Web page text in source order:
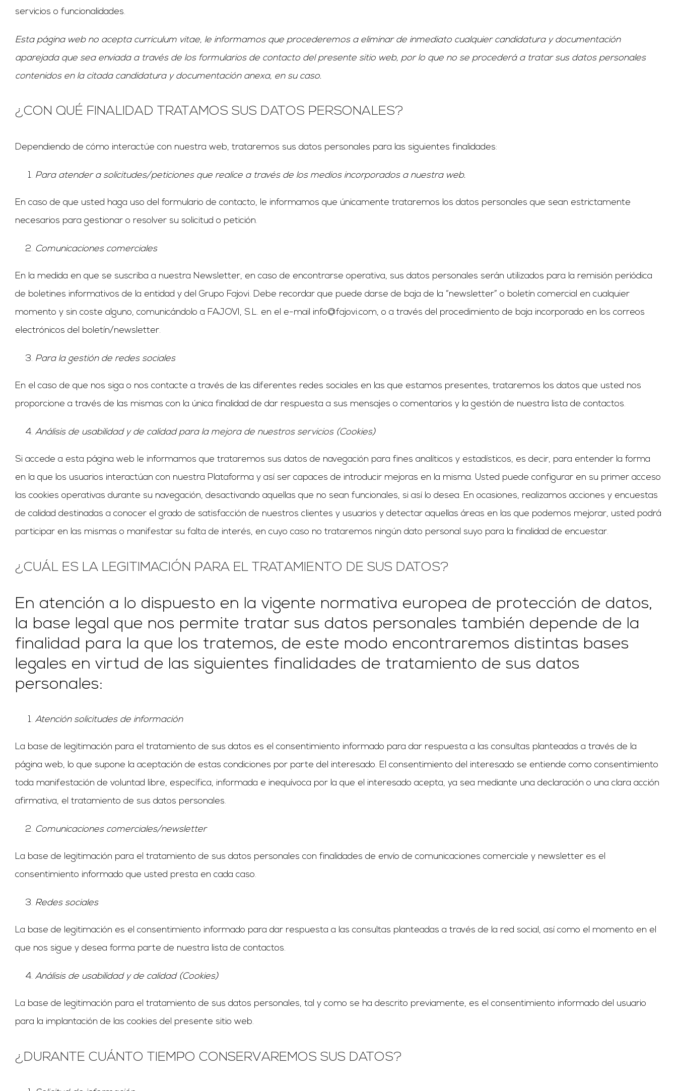
servicios o funcionalidades.
Esta página web no acepta curriculum vitae, le informamos que procederemos a eliminar de inmediato cualquier candidatura y documentación
aparejada que sea enviada a través de los formularios de contacto del presente sitio web, por lo que no se procederá a tratar sus datos personales
contenidos en la citada candidatura y documentación anexa, en su caso.
¿CON QUÉ FINALIDAD TRATAMOS SUS DATOS PERSONALES?
Dependiendo de cómo interactúe con nuestra web, trataremos sus datos personales para las siguientes finalidades:
Para atender a solicitudes/peticiones que realice a través de los medios incorporados a nuestra web.
En caso de que usted haga uso del formulario de contacto, le informamos que únicamente trataremos los datos personales que sean estrictamente
necesarios para gestionar o resolver su solicitud o petición.
Comunicaciones comerciales
En la medida en que se suscriba a nuestra Newsletter, en caso de encontrarse operativa, sus datos personales serán utilizados para la remisión periódica
de boletines informativos de la entidad y del Grupo Fajovi. Debe recordar que puede darse de baja de la “newsletter” o boletín comercial en cualquier
momento y sin coste alguno, comunicándolo a FAJOVI, S.L. en el e-mail info@fajovi.com, o a través del procedimiento de baja incorporado en los correos
electrónicos del boletín/newsletter.
Para la gestión de redes sociales
En el caso de que nos siga o nos contacte a través de las diferentes redes sociales en las que estamos presentes, trataremos los datos que usted nos
proporcione a través de las mismas con la única finalidad de dar respuesta a sus mensajes o comentarios y la gestión de nuestra lista de contactos.
Análisis de usabilidad y de calidad para la mejora de nuestros servicios (Cookies)
Si accede a esta página web le informamos que trataremos sus datos de navegación para fines analíticos y estadísticos, es decir, para entender la forma
en la que los usuarios interactúan con nuestra Plataforma y así ser capaces de introducir mejoras en la misma. Usted puede configurar en su primer acceso
las cookies operativas durante su navegación, desactivando aquellas que no sean funcionales, si así lo desea. En ocasiones, realizamos acciones y encuestas
de calidad destinadas a conocer el grado de satisfacción de nuestros clientes y usuarios y detectar aquellas áreas en las que podemos mejorar, usted podrá
participar en las mismas o manifestar su falta de interés, en cuyo caso no trataremos ningún dato personal suyo para la finalidad de encuestar.
¿CUÁL ES LA LEGITIMACIÓN PARA EL TRATAMIENTO DE SUS DATOS?
En atención a lo dispuesto en la vigente normativa europea de protección de datos,
la base legal que nos permite tratar sus datos personales también depende de la
finalidad para la que los tratemos, de este modo encontraremos distintas bases
legales en virtud de las siguientes finalidades de tratamiento de sus datos
personales:
Atención solicitudes de información
La base de legitimación para el tratamiento de sus datos es el consentimiento informado para dar respuesta a las consultas planteadas a través de la
página web, lo que supone la aceptación de estas condiciones por parte del interesado. El consentimiento del interesado se entiende como consentimiento
toda manifestación de voluntad libre, específica, informada e inequívoca por la que el interesado acepta, ya sea mediante una declaración o una clara acción
afirmativa, el tratamiento de sus datos personales.
Comunicaciones comerciales/newsletter
La base de legitimación para el tratamiento de sus datos personales con finalidades de envío de comunicaciones comerciale y newsletter es el
consentimiento informado que usted presta en cada caso.
Redes sociales
La base de legitimación es el consentimiento informado para dar respuesta a las consultas planteadas a través de la red social, así como el momento en el
que nos sigue y desea forma parte de nuestra lista de contactos.
Análisis de usabilidad y de calidad (Cookies)
La base de legitimación para el tratamiento de sus datos personales, tal y como se ha descrito previamente, es el consentimiento informado del usuario
para la implantación de las cookies del presente sitio web.
¿DURANTE CUÁNTO TIEMPO CONSERVAREMOS SUS DATOS?